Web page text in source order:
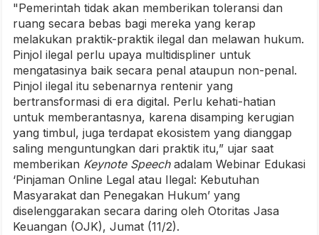
"Pemerintah tidak akan memberikan toleransi dan
ruang secara bebas bagi mereka yang kerap
melakukan praktik-praktik ilegal dan melawan hukum.
Pinjol ilegal perlu upaya multidispliner untuk
mengatasinya baik secara penal ataupun non-penal.
Pinjol ilegal itu sebenarnya rentenir yang
bertransformasi di era digital. Perlu kehati-hatian
untuk memberantasnya, karena disamping kerugian
yang timbul, juga terdapat ekosistem yang dianggap
saling menguntungkan dari praktik itu,” ujar saat
memberikan Keynote Speechadalam Webinar Edukasi
‘Pinjaman Online Legal atau Ilegal: Kebutuhan
Masyarakat dan Penegakan Hukum’ yang
diselenggarakan secara daring oleh Otoritas Jasa
Keuangan (OJK), Jumat (11/2).